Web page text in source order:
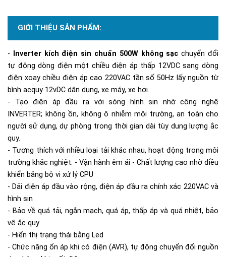
GIỚI THIỆU SẢN PHẨM:
- Inverter kích điện sin chuẩn 500W không sạc chuyển đổi
tự động dòng điện một chiều điện áp thấp 12VDC sang dòng
điện xoay chiều điện áp cao 220VAC tần số 50Hz lấy nguồn từ
bình acquy 12vDC dân dụng, xe máy, xe hơi.
- Tạo điện áp đầu ra với sóng hình sin nhờ công nghệ
INVERTER; không ồn, không ô nhiễm môi trường, an toàn cho
người sử dụng, dự phòng trong thời gian dài tùy dung lượng ắc
quy.
- Tương thích với nhiều loại tải khác nhau, hoạt động trong môi
trường khắc nghiệt. - Vận hành êm ái - Chất lượng cao nhờ điều
khiển bằng bộ vi xử lý CPU
- Dải điện áp đầu vào rộng, điện áp đầu ra chính xác 220VAC và
hình sin
- Bảo về quá tải, ngắn mạch, quá áp, thấp áp và quá nhiệt, bảo
vệ ắc quy
- Hiển thị trạng thái bằng Led
- Chức năng ổn áp khi có điện (AVR), tự động chuyển đổi nguồn